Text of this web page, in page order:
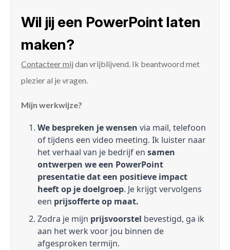
Wil jij een PowerPoint laten
maken?
Contacteer mij dan vrijblijvend. Ik beantwoord met
plezier al je vragen.
Mijn werkwijze?
We bespreken je wensen via mail, telefoon
of tijdens een video meeting. Ik luister naar
het verhaal van je bedrijf en samen
ontwerpen we een PowerPoint
presentatie dat een positieve impact
heeft op je doelgroep. Je krijgt vervolgens
een prijsofferte op maat.
Zodra je mijn prijsvoorstel bevestigd, ga ik
aan het werk voor jou binnen de
afgesproken termijn.